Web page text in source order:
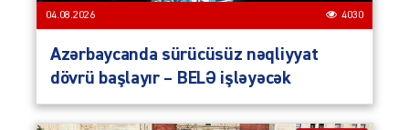
04.08.2026 4030
Azərbaycanda sürücüsüz nəqliyyat
dövrü başlayır – BELƏ işləyəcək